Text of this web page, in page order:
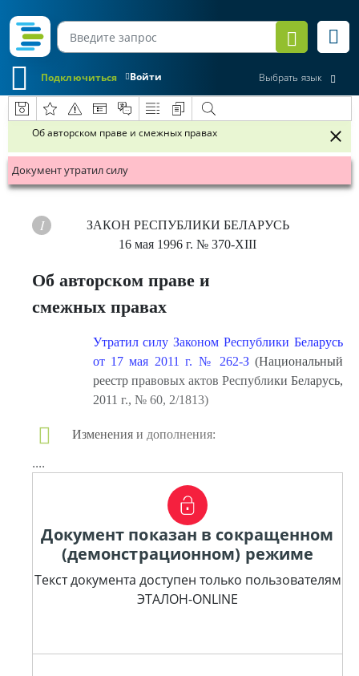
Войти
Подключиться Выбрать язык
Об авторском праве и смежных правах
Документ утратил силу
ЗАКОН РЕСПУБЛИКИ БЕЛАРУСЬ
16 мая 1996 г. № 370-XІІІ
Об авторском праве и
смежных правах
Утратил силу Законом Республики Беларусь
от 17 мая 2011 г. № 262-З(Национальный
реестр правовых актов Республики Беларусь,
2011 г., № 60, 2/1813)
Изменения и дополнения:
....
Документ показан в сокращенном
(демонстрационном) режиме
Текст документа доступен только пользователям
ЭТАЛОН-ONLINE